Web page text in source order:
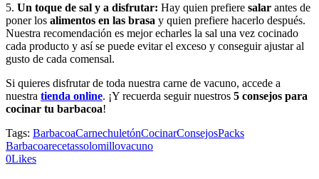
5. Un toque de sal y a disfrutar: Hay quien prefiere salar antes de
poner los alimentos en las brasa y quien prefiere hacerlo después.
Nuestra recomendación es mejor echarles la sal una vez cocinado
cada producto y así se puede evitar el exceso y conseguir ajustar al
gusto de cada comensal.
Si quieres disfrutar de toda nuestra carne de vacuno, accede a
nuestra tienda online. ¡Y recuerda seguir nuestros 5 consejos para
cocinar tu barbacoa!
Tags: BarbacoaCarnechuletónCocinarConsejosPacks
Barbacoarecetassolomillovacuno
0Likes